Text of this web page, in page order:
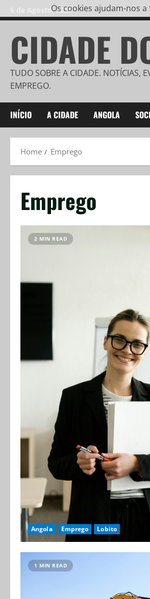
6 de Agosto, 2026
CIDADE
TUDO SOBRE A CIDADE. NOTÍCIAS,
EMPREGO.
INÍCIO A CIDADE ANGOLA
Home Emprego
Emprego
2 MIN READ
Angola Emprego Lobito
1 MIN READ
Os cookies ajudam-nos